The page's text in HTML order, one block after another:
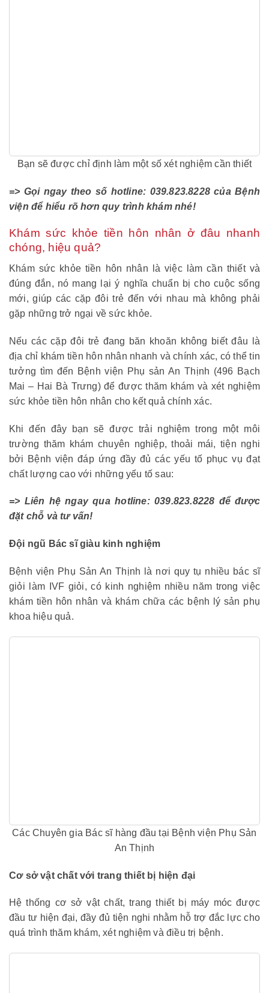
Bạn sẽ được chỉ định làm một số xét nghiệm cần thiết
=> Gọi ngay theo số hotline: 039.823.8228 của Bệnh
viện để hiểu rõ hơn quy trình khám nhé!
Khám sức khỏe tiền hôn nhân ở đâu nhanh
chóng, hiệu quả?
Khám sức khỏe tiền hôn nhân là việc làm cần thiết và
đúng đắn, nó mang lại ý nghĩa chuẩn bị cho cuộc sống
mới, giúp các cặp đôi trẻ đến với nhau mà không phải
gặp những trở ngại về sức khỏe.
Nếu các cặp đôi trẻ đang băn khoăn không biết đâu là
địa chỉ khám tiền hôn nhân nhanh và chính xác, có thể tin
tưởng tìm đến Bệnh viện Phụ sản An Thịnh (496 Bạch
Mai – Hai Bà Trưng) để được thăm khám và xét nghiệm
sức khỏe tiền hôn nhân cho kết quả chính xác.
Khi đến đây bạn sẽ được trải nghiệm trong một môi
trường thăm khám chuyên nghiệp, thoải mái, tiện nghi
bởi Bệnh viện đáp ứng đầy đủ các yếu tố phục vụ đạt
chất lượng cao với những yếu tố sau:
=> Liên hệ ngay qua hotline: 039.823.8228 để được
đặt chỗ và tư vấn!
Đội ngũ Bác sĩ giàu kinh nghiệm
Bệnh viện Phụ Sản An Thịnh là nơi quy tụ nhiều bác sĩ
giỏi làm IVF giỏi, có kinh nghiệm nhiều năm trong việc
khám tiền hôn nhân và khám chữa các bệnh lý sản phụ
khoa hiệu quả.
Các Chuyên gia Bác sĩ hàng đầu tại Bệnh viện Phụ Sản
An Thịnh
Cơ sở vật chất với trang thiết bị hiện đại
Hệ thống cơ sở vật chất, trang thiết bị máy móc được
đầu tư hiện đại, đầy đủ tiện nghi nhằm hỗ trợ đắc lực cho
quá trình thăm khám, xét nghiệm và điều trị bệnh.